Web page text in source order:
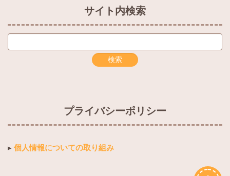
サイト内検索
プライバシーポリシー
▸ 個人情報についての取り組み